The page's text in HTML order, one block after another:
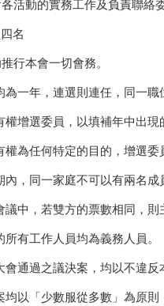
活動的實務工作及負責聯絡
名
行本會一切會務。
一年，連選則連任，同一職
增選委員，以填補年中出現
為任何特定的目的，增選委
，同一家庭不可以有兩名成
中，若雙方的票數相同，則
有工作人員均為義務人員。
通過之議決案，均以不違反
以「少數服從多數」為原則